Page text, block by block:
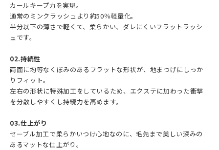
カールキープ力を実現。
通常のミンクラッシュより約50％軽量化。
半分以下の薄さで軽くて、柔らかい、ダレにくいフラットラッシ
ュです。
02.持続性
両面に均等なくぼみのあるフラットな形状が、地まつげにしっか
りフィット。
左右の形状に特殊加工をしているため、エクステに加わった衝撃
を分散しやすくし持続力を高めます。
03.仕上がり
セーブル加工で柔らかいつけ心地なのに、毛先まで美しい深みの
あるマットな仕上がり。